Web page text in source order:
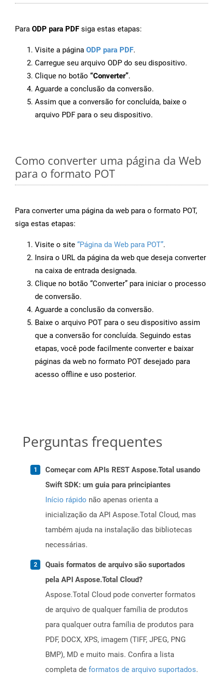
Para ODP para PDF siga estas etapas:
Visite a página ODP para PDF.
Carregue seu arquivo ODP do seu dispositivo.
Clique no botão “Converter”.
Aguarde a conclusão da conversão.
Assim que a conversão for concluída, baixe o
arquivo PDF para o seu dispositivo.
Como converter uma página da Web
para o formato POT
Para converter uma página da web para o formato POT,
siga estas etapas:
Visite o site “Página da Web para POT”.
Insira o URL da página da web que deseja converter
na caixa de entrada designada.
Clique no botão “Converter” para iniciar o processo
de conversão.
Aguarde a conclusão da conversão.
Baixe o arquivo POT para o seu dispositivo assim
que a conversão for concluída. Seguindo estas
etapas, você pode facilmente converter e baixar
páginas da web no formato POT desejado para
acesso offline e uso posterior.
Perguntas frequentes
Começar com APIs REST Aspose.Total usando
Swift SDK: um guia para principiantes
Início rápido não apenas orienta a
inicialização da API Aspose.Total Cloud, mas
também ajuda na instalação das bibliotecas
necessárias.
Quais formatos de arquivo são suportados
pela API Aspose.Total Cloud?
Aspose.Total Cloud pode converter formatos
de arquivo de qualquer família de produtos
para qualquer outra família de produtos para
PDF, DOCX, XPS, imagem (TIFF, JPEG, PNG
BMP), MD e muito mais. Confira a lista
completa de formatos de arquivo suportados.